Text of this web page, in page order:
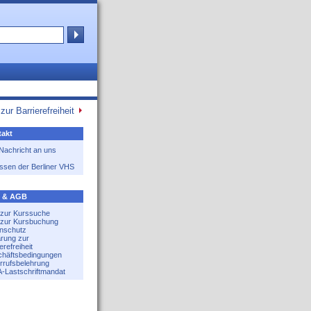
Barrierefreiheit
an uns
der Berliner VHS
& AGB
zur Kurssuche
zur Kursbuchung
zur
Lastschriftmandat